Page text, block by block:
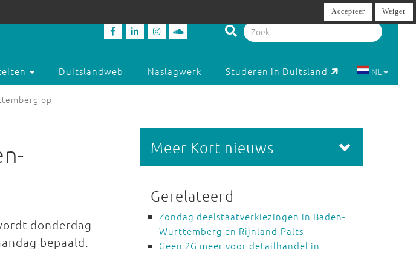
Duitslandweb Naslagwerk Studeren in Duitsland NL
op
donderdag
bepaald.
Meer Kort nieuws
Gerelateerd
Zondag deelstaatverkiezingen in Baden-
Württemberg en Rijnland-Palts
Geen 2G meer voor detailhandel in
Accepteer Weiger